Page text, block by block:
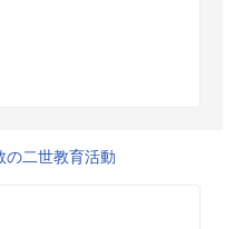
の二世教育活動